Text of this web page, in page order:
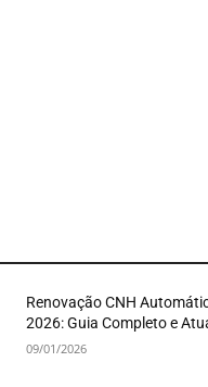
Renovação CNH
2026: Guia Completo e
09/01/2026